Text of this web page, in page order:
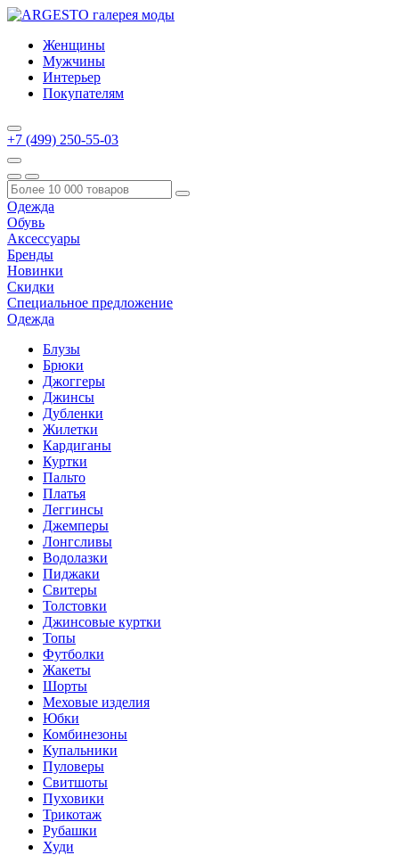
Женщины
Мужчины
Интерьер
Покупателям
+7 (499) 250-55-03
Одежда
Обувь
Аксессуары
Бренды
Новинки
Скидки
Специальное предложение
Одежда
Блузы
Брюки
Джоггеры
Джинсы
Дубленки
Жилетки
Кардиганы
Куртки
Пальто
Платья
Леггинсы
Джемперы
Лонгсливы
Водолазки
Пиджаки
Свитеры
Толстовки
Джинсовые куртки
Топы
Футболки
Жакеты
Шорты
Меховые изделия
Юбки
Комбинезоны
Купальники
Пуловеры
Свитшоты
Пуховики
Трикотаж
Рубашки
Худи